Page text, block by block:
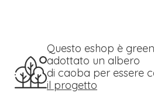
Questo eshop è
adottato un albero
di caoba per essere
il progetto